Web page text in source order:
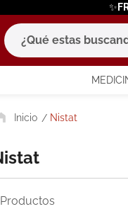
¿Qué estas buscando?
Nistat
Nistat
Productos
términos
1. eucerin
3